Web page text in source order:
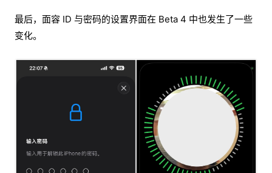
最后，面容 ID 与密码的设置界面在 Beta 4 中也发生了一些
变化。